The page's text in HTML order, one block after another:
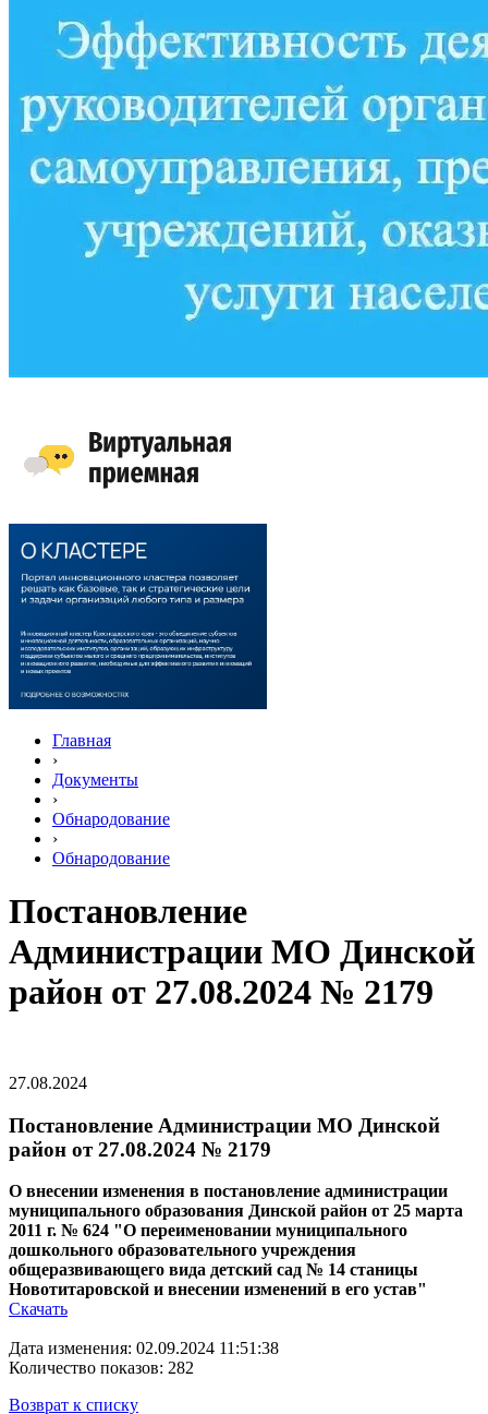
Главная
›
Документы
›
Обнародование
›
Обнародование
Постановление
Администрации МО Динской
район от 27.08.2024 № 2179
27.08.2024
Постановление Администрации МО Динской
район от 27.08.2024 № 2179
О внесении изменения в постановление администрации
муниципального образования Динской район от 25 марта
2011 г. № 624 "О переименовании муниципального
дошкольного образовательного учреждения
общеразвивающего вида детский сад № 14 станицы
Новотитаровской и внесении изменений в его устав"
Скачать
Дата изменения: 02.09.2024 11:51:38
Количество показов: 282
Возврат к списку